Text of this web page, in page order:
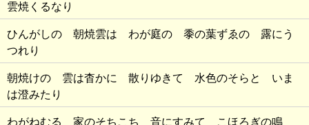
雲焼くるなり
ひんがしの 朝焼雲は わが庭の 黍の葉ずゑの 露にう
つれり
朝焼けの 雲は杳かに 散りゆきて 水色のそらと いま
は澄みたり
わがねむる 家のそちこち 音にすみて こほろぎの鳴